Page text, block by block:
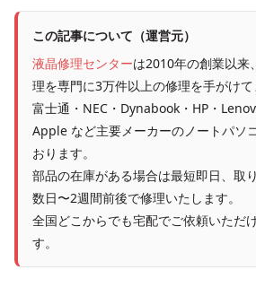
この記事について（運営元）
液晶修理センターは2010年の創業以来
理を専門に3万件以上の修理を手がけて
富士通・NEC・Dynabook・HP・
Apple など主要メーカーのノートパソ
おります。
部品の在庫がある場合は最短即日、取
数日〜2週間前後で修理いたします。
全国どこからでも宅配でご依頼いただ
す。